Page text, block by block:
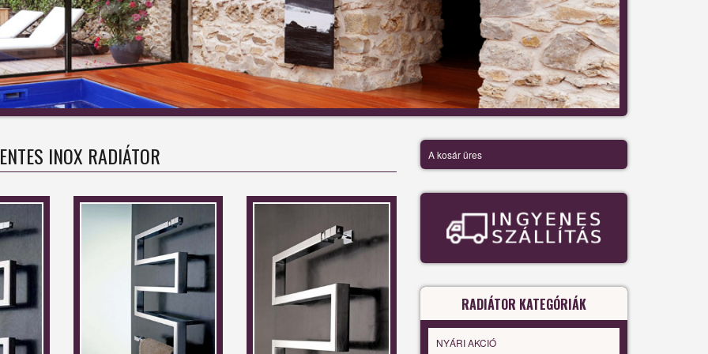
INOX RADIÁTOR A kosár üres
RADIÁTOR KATEGÓRIÁK
NYÁRI AKCIÓ